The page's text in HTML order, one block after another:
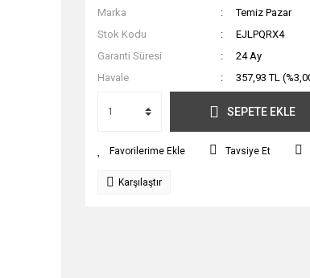
Marka
Temiz Pazar
Stok Kodu
EJLPQRX4
Garanti Süresi
24 Ay
Havale
357,93 TL
SEPETE EKLE
Tavsiye Et
Karşılaştır